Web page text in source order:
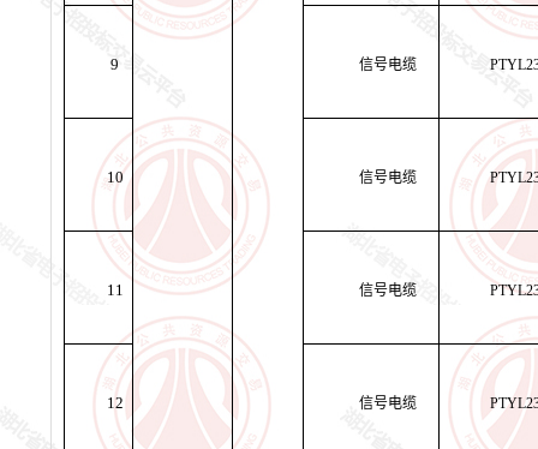
9 信号电缆
10 信号电缆
11 信号电缆
12 信号电缆